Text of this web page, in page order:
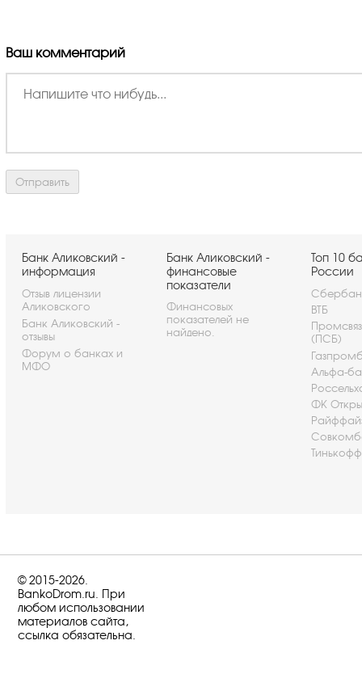
Ваш комментарий
Банк Аликовский -
информация
Отзыв лицензии
Аликовского
Банк Аликовский -
отзывы
Форум о банках и
МФО
Банк Аликовский -
финансовые
показатели
Финансовых
показателей не
найдено.
Топ 10
России
ВТБ
(ПСБ)
Альфа-
ФК
© 2015-2026.
BankoDrom.ru. При
любом использовании
материалов сайта,
ссылка обязательна.